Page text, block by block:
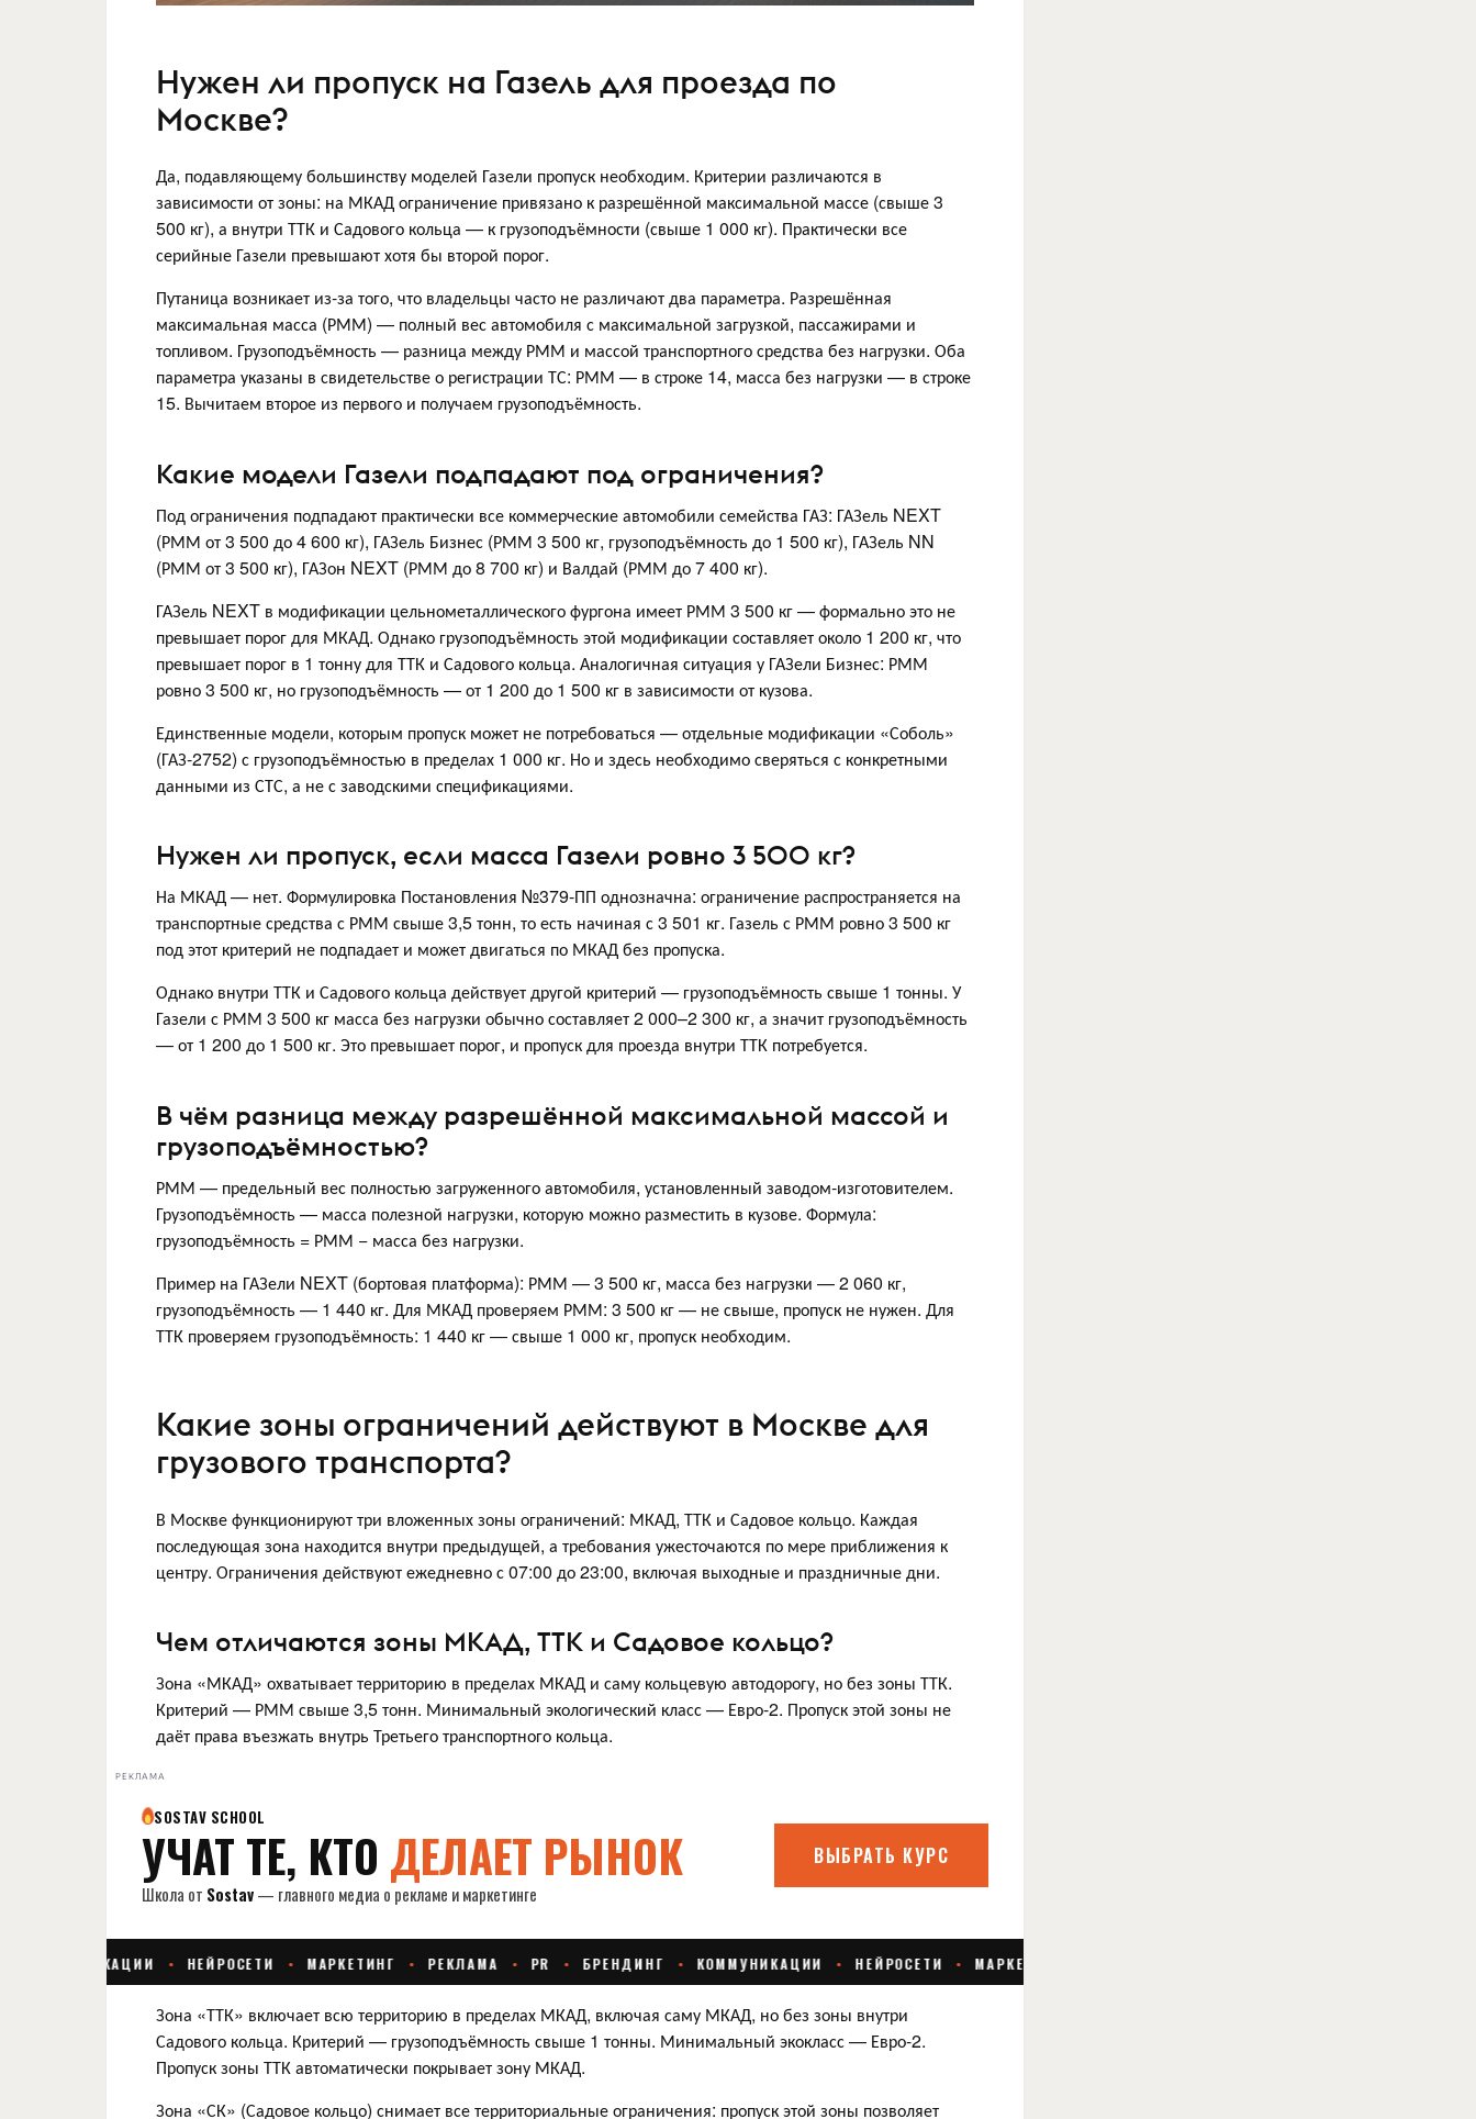
Нужен ли пропуск на Газель для проезда по
Москве?
Да, подавляющему большинству моделей Газели пропуск необходим. Критерии различаются в
зависимости от зоны: на МКАД ограничение привязано к разрешённой максимальной массе (свыше 3
500 кг), а внутри ТТК и Садового кольца — к грузоподъёмности (свыше 1 000 кг). Практически все
серийные Газели превышают хотя бы второй порог.
Путаница возникает из-за того, что владельцы часто не различают два параметра. Разрешённая
максимальная масса (РММ) — полный вес автомобиля с максимальной загрузкой, пассажирами и
топливом. Грузоподъёмность — разница между РММ и массой транспортного средства без нагрузки. Оба
параметра указаны в свидетельстве о регистрации ТС: РММ — в строке 14, масса без нагрузки — в строке
15. Вычитаем второе из первого и получаем грузоподъёмность.
Какие модели Газели подпадают под ограничения?
Под ограничения подпадают практически все коммерческие автомобили семейства ГАЗ: ГАЗель NEXT
(РММ от 3 500 до 4 600 кг), ГАЗель Бизнес (РММ 3 500 кг, грузоподъёмность до 1 500 кг), ГАЗель NN
(РММ от 3 500 кг), ГАЗон NEXT (РММ до 8 700 кг) и Валдай (РММ до 7 400 кг).
ГАЗель NEXT в модификации цельнометаллического фургона имеет РММ 3 500 кг — формально это не
превышает порог для МКАД. Однако грузоподъёмность этой модификации составляет около 1 200 кг, что
превышает порог в 1 тонну для ТТК и Садового кольца. Аналогичная ситуация у ГАЗели Бизнес: РММ
ровно 3 500 кг, но грузоподъёмность — от 1 200 до 1 500 кг в зависимости от кузова.
Единственные модели, которым пропуск может не потребоваться — отдельные модификации «Соболь»
(ГАЗ-2752) с грузоподъёмностью в пределах 1 000 кг. Но и здесь необходимо сверяться с конкретными
данными из СТС, а не с заводскими спецификациями.
Нужен ли пропуск, если масса Газели ровно 3 500 кг?
На МКАД — нет. Формулировка Постановления №379-ПП однозначна: ограничение распространяется на
транспортные средства с РММ свыше 3,5 тонн, то есть начиная с 3 501 кг. Газель с РММ ровно 3 500 кг
под этот критерий не подпадает и может двигаться по МКАД без пропуска.
Однако внутри ТТК и Садового кольца действует другой критерий — грузоподъёмность свыше 1 тонны. У
Газели с РММ 3 500 кг масса без нагрузки обычно составляет 2 000–2 300 кг, а значит грузоподъёмность
— от 1 200 до 1 500 кг. Это превышает порог, и пропуск для проезда внутри ТТК потребуется.
В чём разница между разрешённой максимальной массой и
грузоподъёмностью?
РММ — предельный вес полностью загруженного автомобиля, установленный заводом-изготовителем.
Грузоподъёмность — масса полезной нагрузки, которую можно разместить в кузове. Формула:
грузоподъёмность = РММ − масса без нагрузки.
Пример на ГАЗели NEXT (бортовая платформа): РММ — 3 500 кг, масса без нагрузки — 2 060 кг,
грузоподъёмность — 1 440 кг. Для МКАД проверяем РММ: 3 500 кг — не свыше, пропуск не нужен. Для
ТТК проверяем грузоподъёмность: 1 440 кг — свыше 1 000 кг, пропуск необходим.
Какие зоны ограничений действуют в Москве для
грузового транспорта?
В Москве функционируют три вложенных зоны ограничений: МКАД, ТТК и Садовое кольцо. Каждая
последующая зона находится внутри предыдущей, а требования ужесточаются по мере приближения к
центру. Ограничения действуют ежедневно с 07:00 до 23:00, включая выходные и праздничные дни.
Чем отличаются зоны МКАД, ТТК и Садовое кольцо?
Зона «МКАД» охватывает территорию в пределах МКАД и саму кольцевую автодорогу, но без зоны ТТК.
Критерий — РММ свыше 3,5 тонн. Минимальный экологический класс — Евро-2. Пропуск этой зоны не
даёт права въезжать внутрь Третьего транспортного кольца.
РЕКЛАМА
Зона «ТТК» включает всю территорию в пределах МКАД, включая саму МКАД, но без зоны внутри
Садового кольца. Критерий — грузоподъёмность свыше 1 тонны. Минимальный экокласс — Евро-2.
Пропуск зоны ТТК автоматически покрывает зону МКАД.
Зона «СК» (Садовое кольцо) снимает все территориальные ограничения: пропуск этой зоны позволяет